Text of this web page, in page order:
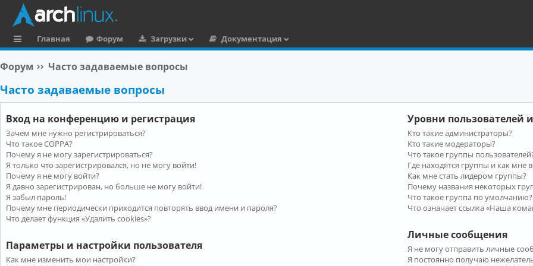
ы
л
Главная Форум Загрузки
Документация
Форум Часто задаваемые вопросы
Часто задаваемые вопросы
Вход на конференцию и регистрация
Зачем мне нужно регистрироваться?
Что такое COPPA?
Почему я не могу зарегистрироваться?
Я только что зарегистрировался, но не могу войти!
Почему я не могу войти?
Я давно зарегистрирован, но больше не могу войти!
Я забыл пароль!
Почему мне периодически приходится повторять ввод имени и пароля?
Что делает функция «Удалить cookies»?
Параметры и настройки пользователя
Как мне изменить мои настройки?
Уровни пользователей
Кто такие администраторы?
Кто такие модераторы?
Что такое группы
Где находятся группы и как мне
Как мне стать лидером группы?
Почему названия некоторых
Что такое группа по умолчанию?
Что означает ссылка «Наша
Личные сообщения
Я не могу отправить личные
Я постоянно получаю